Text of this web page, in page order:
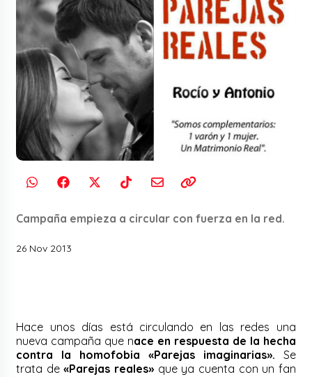
Campaña empieza a circular con fuerza en la red.
26 Nov 2013
Hace unos días está circulando en las redes una
nueva campaña que nace en respuesta de la hecha
contra la homofobia «Parejas imaginarias». Se
trata de«Parejas reales» que ya cuenta con un fan